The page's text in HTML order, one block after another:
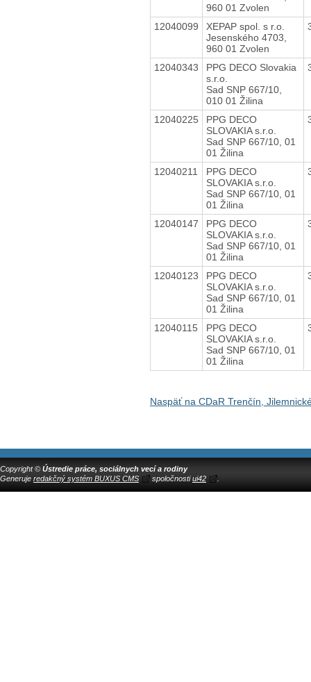
960 01 Zvolen
12040099
XEPAP spol. s r.o.
Jesenského 4703,
960 01 Zvolen
12040343
PPG DECO Slovakia
s.r.o.
Sad SNP 667/10,
010 01 Žilina
12040225
PPG DECO
SLOVAKIA s.r.o.
Sad SNP 667/10, 01
01 Žilina
12040211
PPG DECO
SLOVAKIA s.r.o.
Sad SNP 667/10, 01
01 Žilina
12040147
PPG DECO
SLOVAKIA s.r.o.
Sad SNP 667/10, 01
01 Žilina
12040123
PPG DECO
SLOVAKIA s.r.o.
Sad SNP 667/10, 01
01 Žilina
12040115
PPG DECO
SLOVAKIA s.r.o.
Sad SNP 667/10, 01
01 Žilina
Naspäť na CDaR Trenčín,
Copyright © Ústredie práce, sociálnych vecí a rodiny
Generuje redakčný systém BUXUS CMS spoločnostiui42